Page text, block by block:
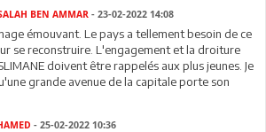
BEN AMMAR - 23-02-2022 14:08
émouvant. Le pays a tellement besoin de ce
se reconstruire. L'engagement et la droiture
doivent être rappelés aux plus jeunes. Je
grande avenue de la capitale porte son
- 25-02-2022 10:36